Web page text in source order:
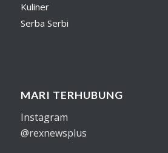
Kuliner
Serba Serbi
MARI TERHUBUNG
Instagram
@rexnewsplus